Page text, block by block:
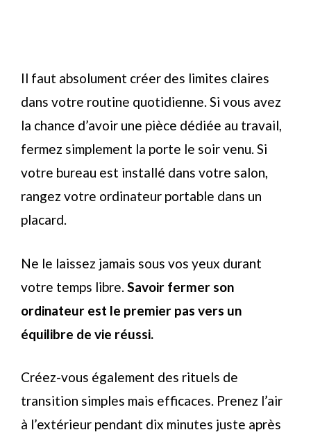
Il faut absolument créer des limites claires
dans votre routine quotidienne. Si vous avez
la chance d’avoir une pièce dédiée au travail,
fermez simplement la porte le soir venu. Si
votre bureau est installé dans votre salon,
rangez votre ordinateur portable dans un
placard.
Ne le laissez jamais sous vos yeux durant
votre temps libre. Savoir fermer son
ordinateur est le premier pas vers un
équilibre de vie réussi.
Créez-vous également des rituels de
transition simples mais efficaces. Prenez l’air
à l’extérieur pendant dix minutes juste après